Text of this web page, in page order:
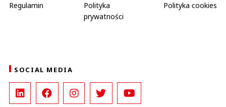
Regulamin
Polityka
prywatności
Polityka cookies
SOCIAL MEDIA